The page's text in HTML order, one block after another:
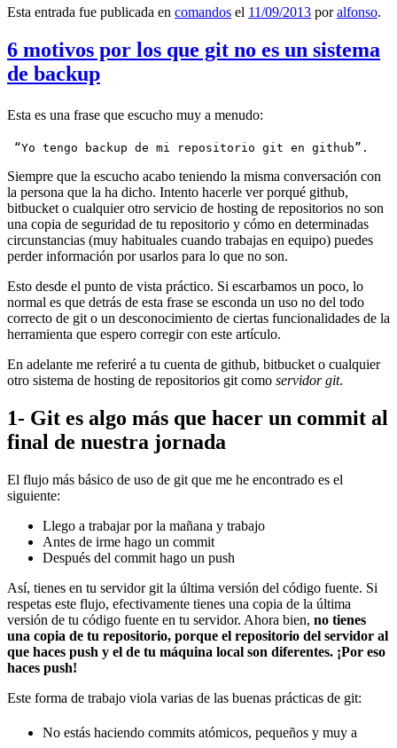
Esta entrada fue publicada en comandos el 11/09/2013 poralfonso.
6 motivos por los que git no es un sistema
de backup
Esta es una frase que escucho muy a menudo:
“Yo tengo backup de mi repositorio git en github”.
Siempre que la escucho acabo teniendo la misma conversación con
la persona que la ha dicho. Intento hacerle ver porqué github,
bitbucket o cualquier otro servicio de hosting de repositorios no son
una copia de seguridad de tu repositorio y cómo en determinadas
circunstancias (muy habituales cuando trabajas en equipo) puedes
perder información por usarlos para lo que no son.
Esto desde el punto de vista práctico. Si escarbamos un poco, lo
normal es que detrás de esta frase se esconda un uso no del todo
correcto de git o un desconocimiento de ciertas funcionalidades de la
herramienta que espero corregir con este artículo.
En adelante me referiré a tu cuenta de github, bitbucket o cualquier
otro sistema de hosting de repositorios git como servidor git.
1- Git es algo más que hacer un commit al
final de nuestra jornada
El flujo más básico de uso de git que me he encontrado es el
siguiente:
Llego a trabajar por la mañana y trabajo
Antes de irme hago un commit
Después del commit hago un push
Así, tienes en tu servidor git la última versión del código fuente. Si
respetas este flujo, efectivamente tienes una copia de la última
versión de tu código fuente en tu servidor. Ahora bien, no tienes
una copia de tu repositorio, porque el repositorio del servidor al
que haces push y el de tu máquina local son diferentes. ¡Por eso
haces push!
Este forma de trabajo viola varias de las buenas prácticas de git:
No estás haciendo commits atómicos, pequeños y muy a